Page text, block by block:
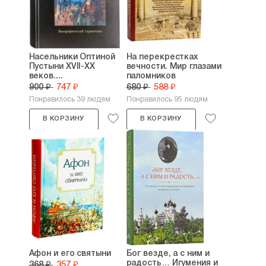
ничего не мог поделать с собой. Нет, я
никогда не был пацифистом. Ведь есть
войны, в которых христианин обязан,
должен участвовать, если то, что свято,
можно защитить только оружием. Но себя
преодолеть я тогда не мог, мучился и
молил Бога, чтобы Он явил чудо и помог
мне служить, исполнять воинский долг, а
людей не убивать. И вот, когда прибыл с
назначением в штаб кавалерийского
корпуса, там прочитали мои документы,
спросили, кем был до училища. Сказал, что
был художником промышленной графики. И
вдруг определяют меня не в строевую
часть, не в артиллерию, не по военной
специальности, а в штаб, в корпусную
топографию и картографию, где был
«дефицит кадров». Основным моим делом
во всю войну было получение в штабе
фронта необходимого картографического
материала и копирование его один в один
или по определенным параметрам — с
Насельники Оптиной
Пустыни XVII-XX
веков....
900 ₽ 747 ₽
Понравилось 39 людям
В КОРЗИНУ
На перекрестках
вечности. Мир глазами
паломников
680 ₽ 588 ₽
Понравилось 95 людям
В КОРЗИНУ
Афон и его святыни
Бог везде, а с ним и
радость… Игумения и